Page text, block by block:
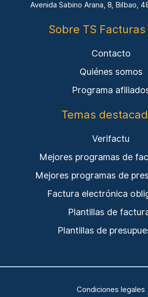
Avenida Sabino Arana, 8, Bilbao,
Sobre TS Facturas
Contacto
Quiénes somos
Programa
Temas
Verifactu
Mejores programas de
Mejores programas de
Factura electrónica
Plantillas de
Plantillas de
Condiciones legales